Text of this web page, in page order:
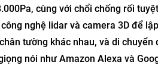
cùng với chổi chống rối
nghệ lidar và camera 3D để
tường khác nhau, và di chuyển
nói như Amazon Alexa và